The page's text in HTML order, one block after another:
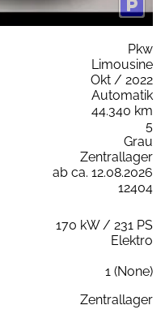
Pkw
Limousine
Okt / 2022
Automatik
44.340 km
5
Grau
Zentrallager
ab ca. 12.08.2026
12404
170 kW / 231 PS
Elektro
1 (None)
Zentrallager